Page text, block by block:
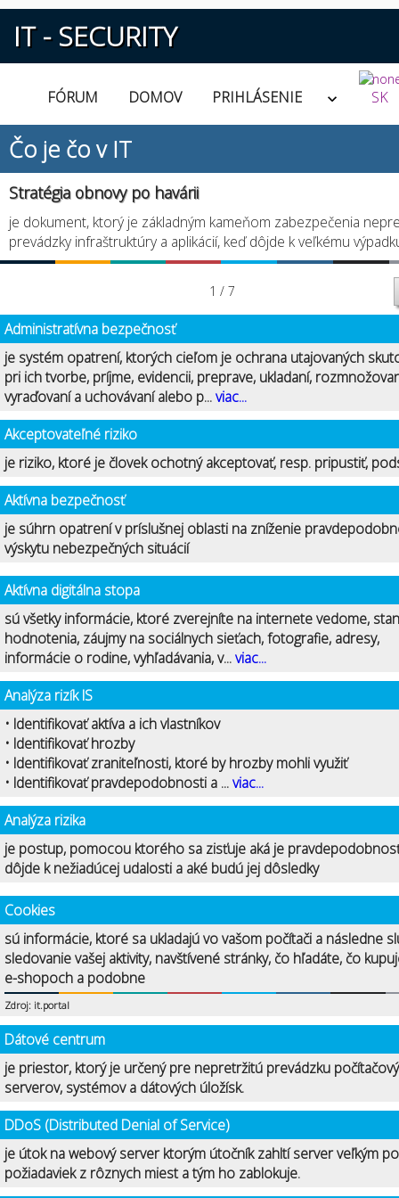
IT - SECURITY
FÓRUM DOMOV PRIHLÁSENIE SK
Čo je čo v IT
Stratégia obnovy po havárii
je dokument, ktorý je základným kameňom zabezpečenia
prevádzky infraštruktúry a aplikácií, keď dôjde k veľkému
1 / 7
Administratívna bezpečnosť
je systém opatrení, ktorých cieľom je ochrana utajovaných
pri ich tvorbe, príjme, evidencii, preprave, ukladaní,
vyraďovaní a uchovávaní alebo p...viac...
Akceptovateľné riziko
je riziko, ktoré je človek ochotný akceptovať, resp. pripustiť,
Aktívna bezpečnosť
je súhrn opatrení v príslušnej oblasti na zníženie
výskytu nebezpečných situácií
Aktívna digitálna stopa
sú všetky informácie, ktoré zverejníte na internete vedome,
hodnotenia, záujmy na sociálnych sieťach, fotografie, adresy,
informácie o rodine, vyhľadávania, v...viac...
Analýza rizík IS
• Identifikovať aktíva a ich vlastníkov
• Identifikovať hrozby
• Identifikovať zraniteľnosti, ktoré by hrozby mohli využiť
• Identifikovať pravdepodobnosti a ...viac...
Analýza rizika
je postup, pomocou ktorého sa zisťuje aká je
dôjde k nežiadúcej udalosti a aké budú jej dôsledky
Cookies
sú informácie, ktoré sa ukladajú vo vašom počítači a následne
sledovanie vašej aktivity, navštívené stránky, čo hľadáte, čo
e-shopoch a podobne
Zdroj: it.portal
Dátové centrum
je priestor, ktorý je určený pre nepretržitú prevádzku
serverov, systémov a dátových úložísk.
DDoS (Distributed Denial of Service)
je útok na webový server ktorým útočník zahltí server veľkým
požiadaviek z rôznych miest a tým ho zablokuje.